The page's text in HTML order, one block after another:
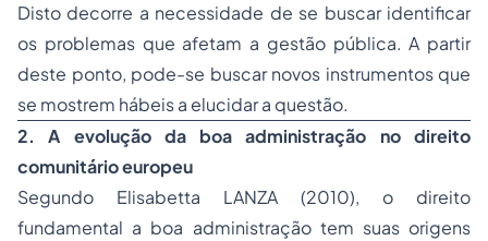
Disto decorre a necessidade de se buscar identificar
os problemas que afetam a gestão pública. A partir
deste ponto, pode-se buscar novos instrumentos que
se mostrem hábeis a elucidar a questão.
2. A evolução da boa administração no direito
comunitário europeu
Segundo Elisabetta LANZA (2010), o direito
fundamental a boa administração tem suas origens